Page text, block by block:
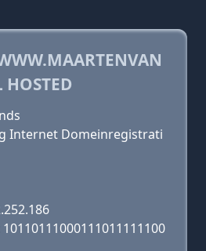
HOSTED
Internet Domeinregistrati